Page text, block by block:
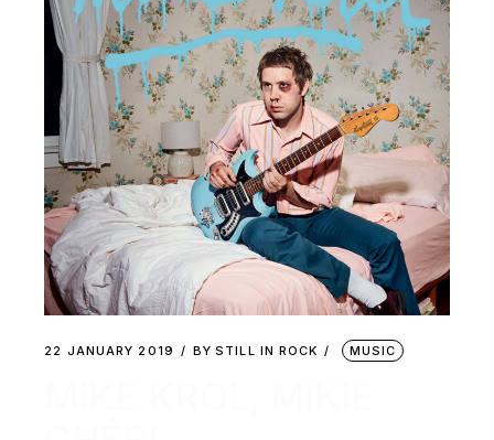
22 JANUARY 2019 BY STILL IN ROCK MUSIC